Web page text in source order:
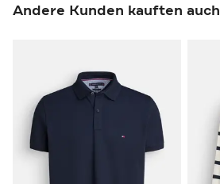
Andere Kunden kauften auch